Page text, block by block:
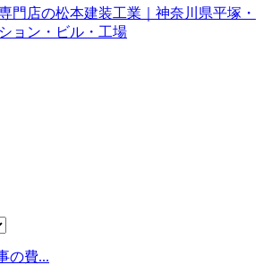
門店の松本建装工業｜神奈川県平塚・
ョン・ビル・工場
の費...